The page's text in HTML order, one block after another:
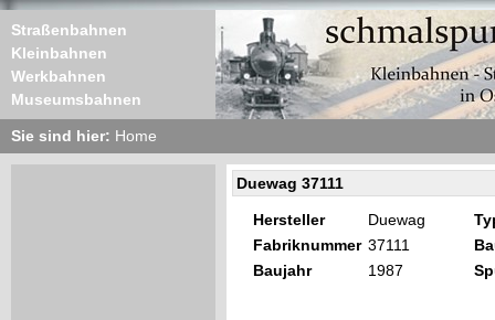
Straßenbahnen
Kleinbahnen
Werkbahnen
Museumsbahnen
Sie sind hier: Home
Duewag 37111
Hersteller Duewag
Fabriknummer 37111
Baujahr
1987